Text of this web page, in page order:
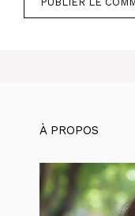
À PROPOS